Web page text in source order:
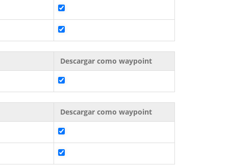
Descargar como waypoint
Descargar como waypoint